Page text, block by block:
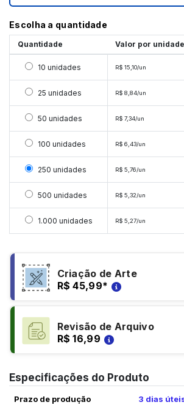
Escolha a quantidade
Quantidade Valor por unidade
Selecionar 10 unidades
10 unidades R$ 15,10/un
Selecionar 25 unidades
25 unidades R$ 8,84/un
Selecionar 50 unidades
50 unidades R$ 7,34/un
Selecionar 100 unidades
100 unidades R$ 6,43/un
Selecionar 250 unidades
250 unidades R$ 5,76/un
Selecionar 500 unidades
500 unidades R$ 5,32/un
Selecionar 1000 unidades
1.000 unidades R$ 5,27/un
Criação de Arte
R$ 45,99*
Revisão de Arquivo
R$ 16,99
Especificações do Produto
Prazo de produção 3 dias